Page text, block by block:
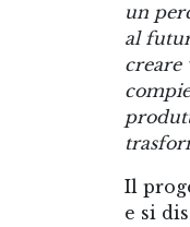
un
al
creare
Il
e si